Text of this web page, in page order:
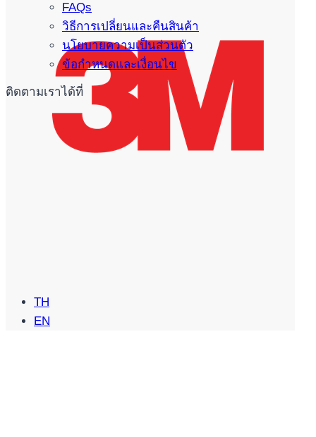
FAQs
วิธีการเปลี่ยนและคืนสินค้า
นโยบายความเป็นส่วนตัว
ข้อกำหนดและเงื่อนไข
ติดตามเราได้ที่
TH
EN